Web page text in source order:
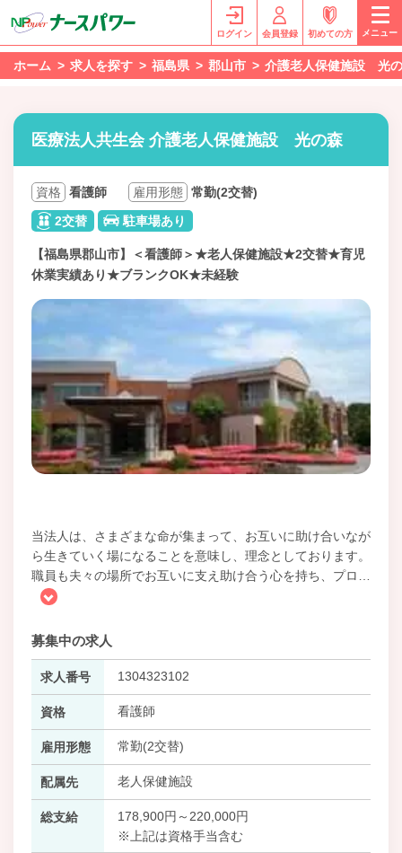
ログイン 会員登録 初めての方 メニュー
ホーム 求人を探す 福島県 郡山市 介護老人保健施設 光
医療法人共生会 介護老人保健施設 光の森
資格 看護師 雇用形態 常勤(2交替)
2交替
駐車場あり
【福島県郡山市】＜看護師＞★老人保健施設★2交替★育児
休業実績あり★ブランクOK★未経験
当法人は、さまざまな命が集まって、お互いに助け合いなが
ら生きていく場になることを意味し、理念としております。
職員も夫々の場所でお互いに支え助け合う心を持ち、プロ
募集中の求人
求人番号 1304323102
資格 看護師
雇用形態 常勤(2交替)
配属先 老人保健施設
総支給
178,900円～220,000円
※上記は資格手当含む